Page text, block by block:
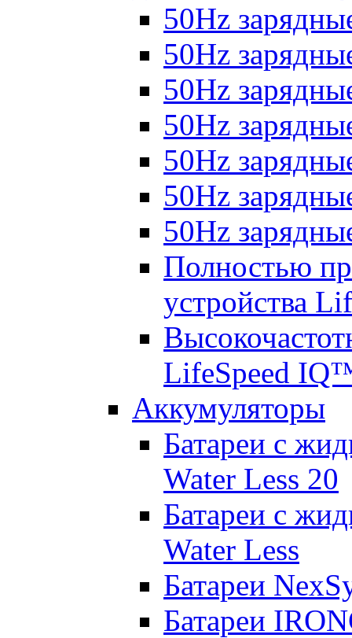
50Hz
50Hz
50Hz
50Hz
50Hz
50Hz
50Hz
Полностью
устройства
LifeSpeed
Аккумуляторы
Батареи с
Water Less 20
Батареи с
Water Less
Батареи
Батареи